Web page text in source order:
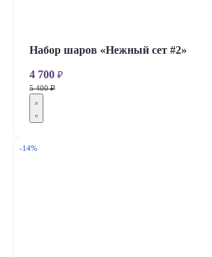
Набор шаров «Нежный сет #2»
4 700 ₽
5 400 ₽
-14%